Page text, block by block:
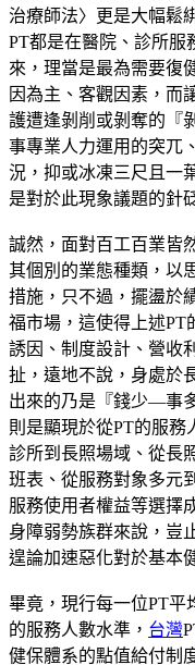
治療師法〉更是大幅鬆
PT都是在醫院、診所服
來，理當是最為需要復
因為主、客觀因素，而
護遭逢剝削或剝奪的『
事專業人力運用的突兀
況，抑或冰凍三尺且一
是對於此現象議題的針
誠然，面對百工百業皆
其個別的業態種類，以
措施，只不過，擺盪於
福市場，這使得上述PT
誘因、制度設計、營收
扯，遠地不說，身處於
出來的乃是『錢少—事
則是顯現於從PT的服務
診所到長照場域、從長
班表、從服務對象多元
服務使用者權益等選擇
身障弱勢族群來說，豈
遑論加速惡化對於基本
畢竟，現行每一位PT平
的服務人數水準， 台灣
健保體系的點值給付制